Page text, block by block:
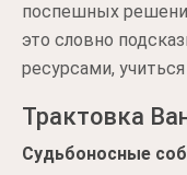
поспешных
это словно
ресурсами,
Трактовка
Судьбоносные